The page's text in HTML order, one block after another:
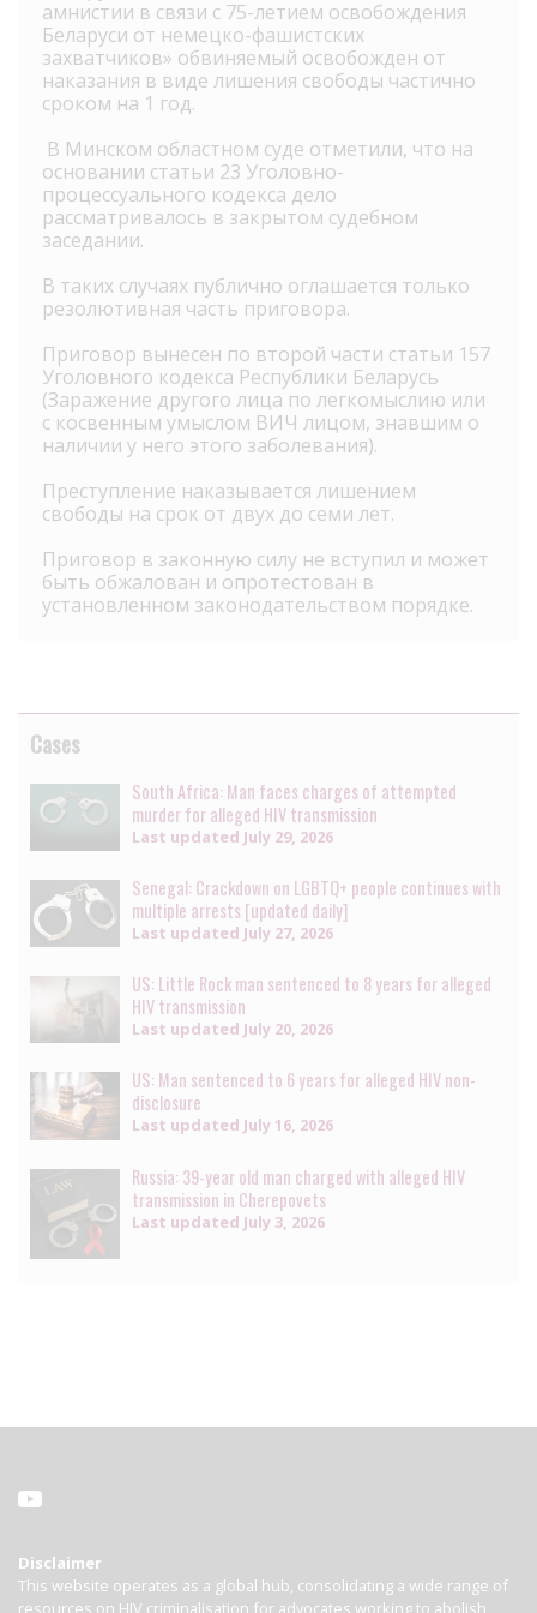
амнистии в связи с 75-летием освобождения
Беларуси от немецко-фашистских
захватчиков» обвиняемый освобожден от
наказания в виде лишения свободы частично
сроком на 1 год.
В Минском областном суде отметили, что на
основании статьи 23 Уголовно-
процессуального кодекса дело
рассматривалось в закрытом судебном
заседании.
В таких случаях публично оглашается только
резолютивная часть приговора.
Приговор вынесен по второй части статьи 157
Уголовного кодекса Республики Беларусь
(Заражение другого лица по легкомыслию или
с косвенным умыслом ВИЧ лицом, знавшим о
наличии у него этого заболевания).
Преступление наказывается лишением
свободы на срок от двух до семи лет.
Приговор в законную силу не вступил и может
быть обжалован и опротестован в
установленном законодательством порядке.
Cases
South Africa: Man faces charges of attempted
murder for alleged HIV transmission
Last updated July 29, 2026
Senegal: Crackdown on LGBTQ+ people continues with
multiple arrests [updated daily]
Last updated July 27, 2026
US: Little Rock man sentenced to 8 years for alleged
HIV transmission
Last updated July 20, 2026
US: Man sentenced to 6 years for alleged HIV non-
disclosure
Last updated July 16, 2026
Russia: 39-year old man charged with alleged HIV
transmission in Cherepovets
Last updated July 3, 2026
Disclaimer
This website operates as a global hub, consolidating a wide range of
resources on HIV criminalisation for advocates working to abolish